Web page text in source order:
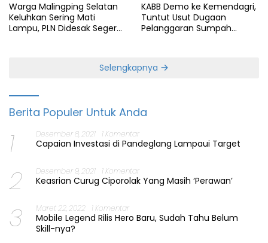
Warga Malingping Selatan
Keluhkan Sering Mati
Lampu, PLN Didesak Segera
KABB Demo ke Kemendagri,
Tuntut Usut Dugaan
Pelanggaran Sumpah
Selengkapnya
Berita Populer Untuk Anda
1 Desember 8, 2021 1 Komentar
Capaian Investasi di Pandeglang Lampaui Target
2 Desember 9, 2021 1 Komentar
Keasrian Curug Ciporolak Yang Masih ‘Perawan’
3 Maret 22, 2022 1 Komentar
Mobile Legend Rilis Hero Baru, Sudah Tahu Belum
Skill-nya?